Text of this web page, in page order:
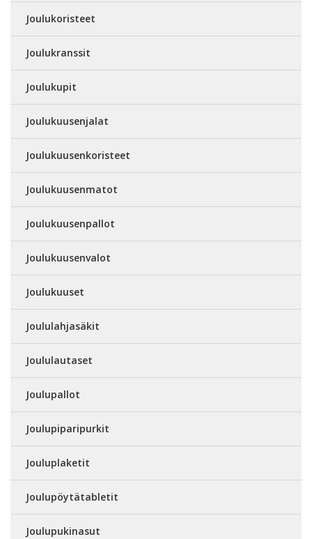
Joulukoristeet
Joulukranssit
Joulukupit
Joulukuusenjalat
Joulukuusenkoristeet
Joulukuusenmatot
Joulukuusenpallot
Joulukuusenvalot
Joulukuuset
Joululahjasäkit
Joululautaset
Joulupallot
Joulupiparipurkit
Jouluplaketit
Joulupöytätabletit
Joulupukinasut